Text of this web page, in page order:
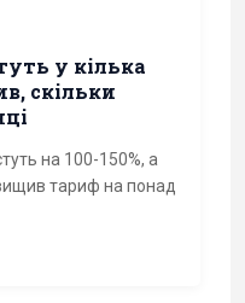
у кілька
скільки
на 100-150%, а
тариф на понад